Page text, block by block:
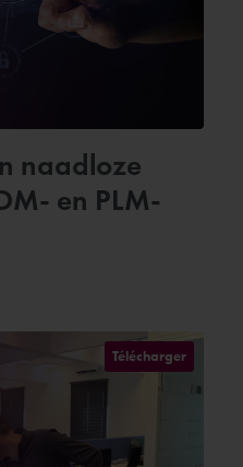
naadloze
en PLM-
Télécharger